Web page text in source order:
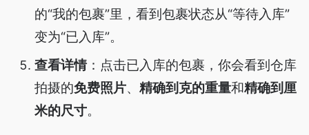
的“我的包裹”里，看到包裹状态从“等待入库”
变为“已入库”。
查看详情：点击已入库的包裹，你会看到仓库
拍摄的免费照片、 精确到克的重量和精确到厘
米的尺寸。